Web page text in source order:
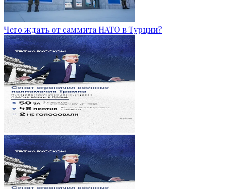
Чего ждать от саммита НАТО в Турции?